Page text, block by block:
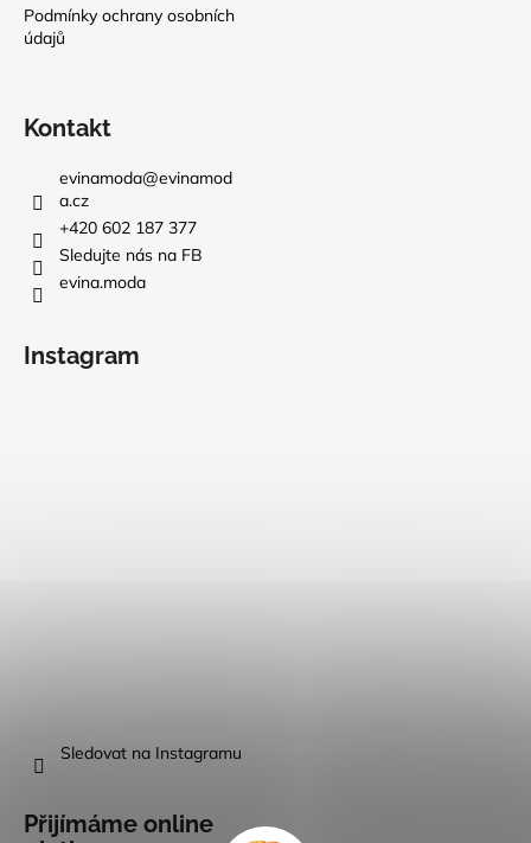
Podmínky ochrany osobních
údajů
Kontakt
evinamoda@evinamod
a.cz
+420 602 187 377
Sledujte nás na FB
evina.moda
Instagram
Sledovat na Instagramu
Přijímáme online